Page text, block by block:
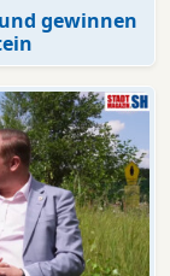
gewinnen